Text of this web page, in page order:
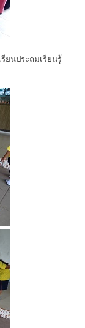
ยนประถมเรียนรูู้